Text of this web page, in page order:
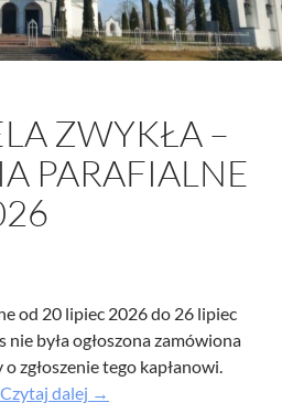
ZWYKŁA –
PARAFIALNE
od 20 lipiec 2026 do 26 lipiec
nie była ogłoszona zamówiona
zgłoszenie tego kapłanowi.
Czytaj dalej XVI
→